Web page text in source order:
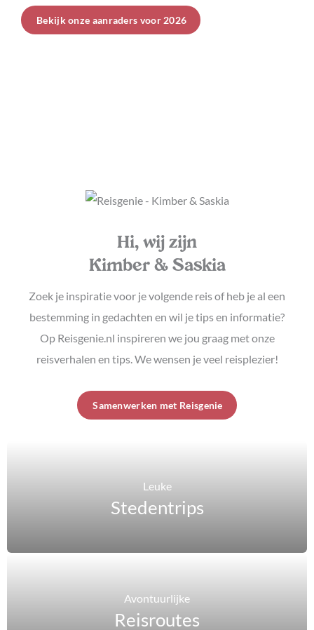
Bekijk onze aanraders voor 2026
Hi, wij zijn
Kimber & Saskia
Zoek je inspiratie voor je volgende reis of heb je al een
bestemming in gedachten en wil je tips en informatie?
Op Reisgenie.nl inspireren we jou graag met onze
reisverhalen en tips. We wensen je veel reisplezier!
Samenwerken met Reisgenie
Leuke
Stedentrips
Avontuurlijke
Reisroutes